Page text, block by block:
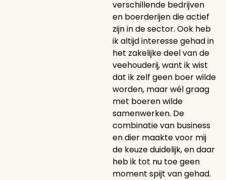
verschillende bedrijven
en boerderijen die actief
zijn in de sector. Ook heb
ik altijd interesse gehad in
het zakelijke deel van de
veehouderij, want ik wist
dat ik zelf geen boer wilde
worden, maar wél graag
met boeren wilde
samenwerken. De
combinatie van business
en dier maakte voor mij
de keuze duidelijk, en daar
heb ik tot nu toe geen
moment spijt van gehad.